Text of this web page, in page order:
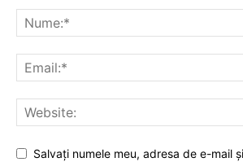
Salvați numele meu, adresa de e-mail